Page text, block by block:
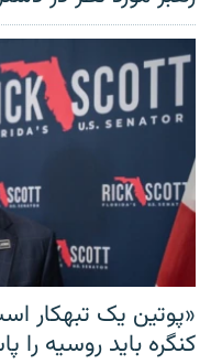
«پوتین یک تبهکار
کنگره باید روسیه را